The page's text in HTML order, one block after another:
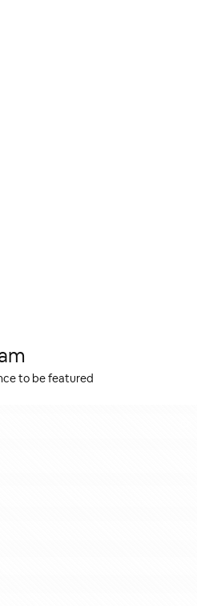
to be featured